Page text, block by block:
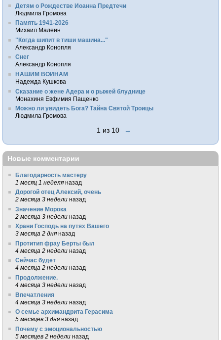
Детям о Рождестве Иоанна Предтечи
Людмила Громова
Память 1941-2026
Михаил Малеин
"Когда шипит в тиши машина..."
Александр Конопля
Снег
Александр Конопля
НАШИМ ВОИНАМ
Надежда Кушкова
Сказание о жене Адера и о рыжей блуднице
Монахиня Евфимия Пащенко
Можно ли увидеть Бога? Тайна Святой Троицы
Людмила Громова
1 из 10 →
Новые комментарии
Благодарность мастеру
1 месяц 1 неделя назад
Дорогой отец Алексий, очень
2 месяца 3 недели назад
Значение Морока
2 месяца 3 недели назад
Храни Господь на путях Вашего
3 месяца 2 дня назад
Протитип фрау Берты был
4 месяца 2 недели назад
Сейчас будет
4 месяца 2 недели назад
Продолжение.
4 месяца 3 недели назад
Впечатления
4 месяца 3 недели назад
О семье архимандрита Герасима
5 месяцев 3 дня назад
Почему с эмоциональностью
5 месяцев 2 недели назад